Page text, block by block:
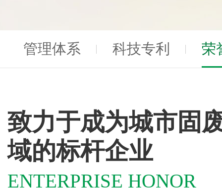
管理体系 科技专利 荣
致力于成为城市固
域的标杆企业
ENTERPRISE HONOR